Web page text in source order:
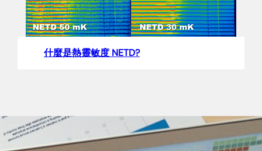
什麼是熱靈敏度 NETD?